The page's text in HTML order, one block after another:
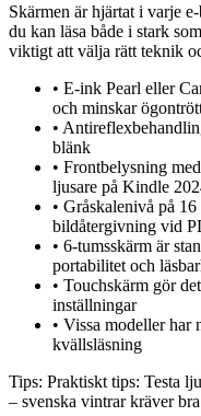
Skärmen är hjärtat i varje
du kan läsa både i stark
viktigt att välja rätt teknik
• E-ink Pearl eller
och minskar
•
blänk
• Frontbelysning
ljusare på Kindle
• Gråskalenivå på
bildåtergivning vid
• 6-tumsskärm är
portabilitet och
• Touchskärm gör
inställningar
• Vissa modeller har
kvällsläsning
Tips: Praktiskt tips: Testa
– svenska vintrar kräver